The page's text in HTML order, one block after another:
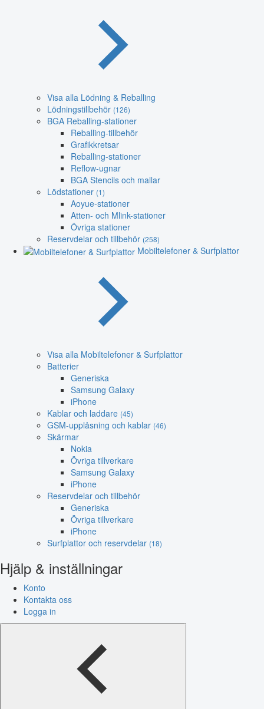
Visa alla Lödning & Reballing
Lödningstillbehör (126)
BGA Reballing-stationer
Reballing-tillbehör
Grafikkretsar
Reballing-stationer
Reflow-ugnar
BGA Stencils och mallar
Lödstationer (1)
Aoyue-stationer
Atten- och Mlink-stationer
Övriga stationer
Reservdelar och tillbehör (258)
Mobiltelefoner & Surfplattor
Visa alla Mobiltelefoner & Surfplattor
Batterier
Generiska
Samsung Galaxy
iPhone
Kablar och laddare (45)
GSM-upplåsning och kablar (46)
Skärmar
Nokia
Övriga tillverkare
Samsung Galaxy
iPhone
Reservdelar och tillbehör
Generiska
Övriga tillverkare
iPhone
Surfplattor och reservdelar (18)
Hjälp & inställningar
Konto
Kontakta oss
Logga in